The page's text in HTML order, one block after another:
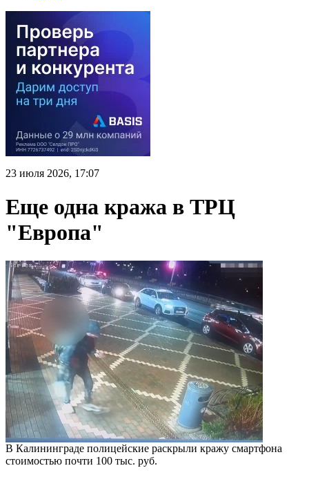
23 июля 2026, 17:07
Еще одна кража в ТРЦ
"Европа"
В Калининграде полицейские раскрыли кражу смартфона
стоимостью почти 100 тыс. руб.